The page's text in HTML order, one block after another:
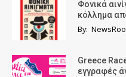
Φονικά
κόλλημα
By:
Greece
εγγραφές